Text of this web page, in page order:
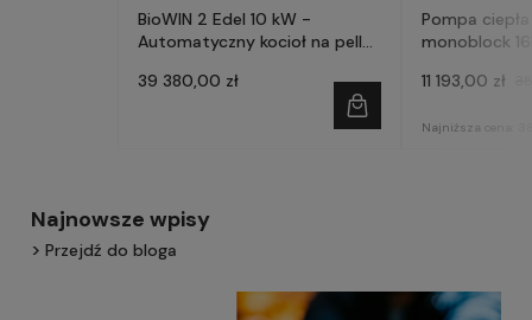
BioWIN 2 Edel 10 kW -
Automatyczny kocioł na pellet
39 380,00 zł
Pompa
monoblock
11 193,00 zł
Najniższa cena:
Najnowsze wpisy
Przejdź do bloga